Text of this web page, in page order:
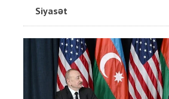
Siyasət